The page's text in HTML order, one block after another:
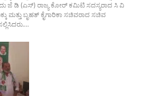
ಜೆ ಡಿ (ಎಸ್) ರಾಜ್ಯ ಕೋರ್ ಕಮಿಟಿ ಸದಸ್ಯರಾದ ಸಿ ವಿ
ಮತ್ತು ಬೃಹತ್ ಕೈಗಾರಿಕಾ ಸಚಿವರಾದ ಸಚಿವ